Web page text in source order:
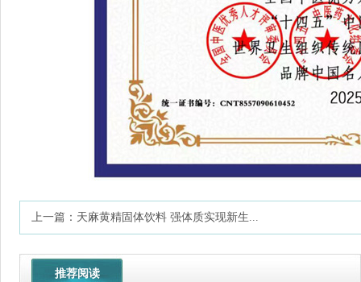
上一篇： 天麻黄精固体饮料 强体质实现新生...
推荐阅读